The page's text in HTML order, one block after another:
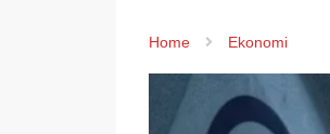
Home Ekonomi